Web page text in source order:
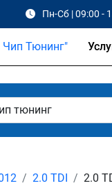
Пн-Сб | 09:00 -
2.0 TDI 2.0